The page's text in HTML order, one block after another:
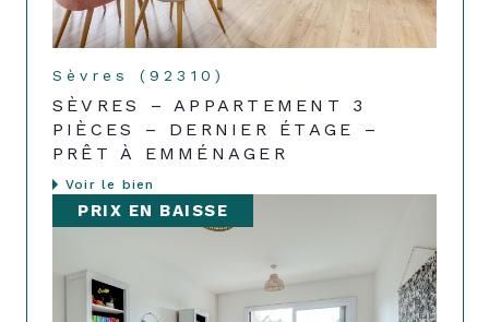
Sèvres (92310)
SÈVRES – APPARTEMENT 3
PIÈCES – DERNIER ÉTAGE –
PRÊT À EMMÉNAGER
Voir le bien
PRIX EN BAISSE